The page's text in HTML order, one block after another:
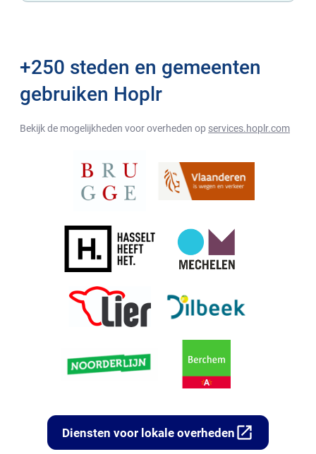
+250 steden en gemeenten
gebruiken Hoplr
Bekijk de mogelijkheden voor overheden op services.hoplr.com
Diensten voor lokale overheden open_in_new